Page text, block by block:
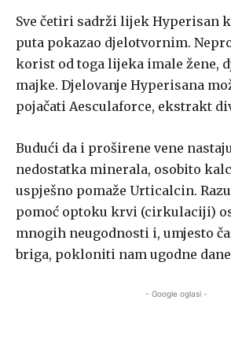
Sve četiri sadrži lijek Hyperisan
puta pokazao djelotvornim.
korist od toga lijeka imale žene,
majke. Djelovanje Hyperisana
pojačati Aesculaforce, ekstrakt
Budući da i proširene vene
nedostatka minerala, osobito
uspješno pomaže Urticalcin.
pomoć optoku krvi (cirkulaciji)
mnogih neugodnosti i, umjesto
briga, pokloniti nam ugodne
- Google oglasi -